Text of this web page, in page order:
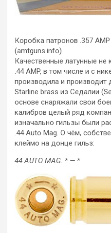
Коробка патронов .357
(amtguns.info)
Качественные латунные
.44 AMP, в том числе и с
производила и производит
Starline brass из Седалии
основе снаряжали свои
калибров целый ряд
изначально гильзы были
.44 Auto Mag. О чём,
клеймо на донце гильз:
44 AUTO MAG. * — *